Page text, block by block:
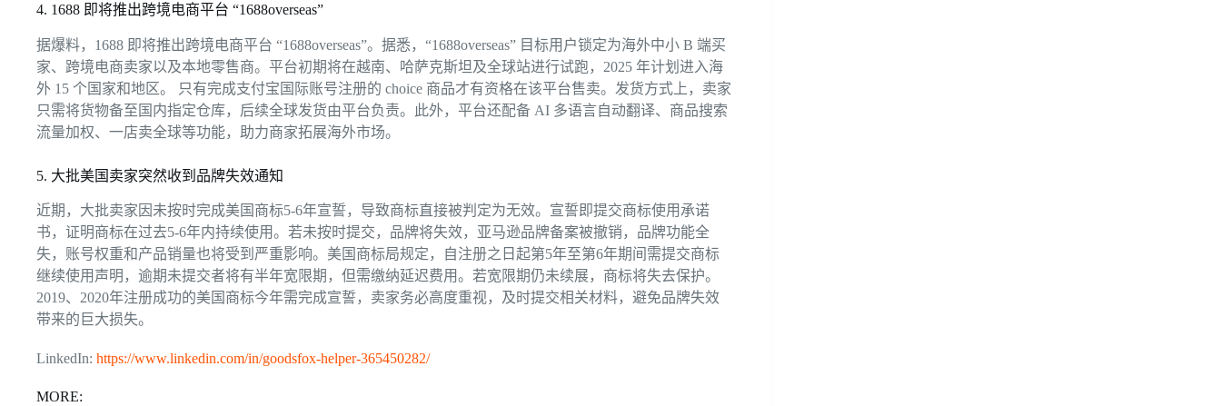
4. 1688 即将推出跨境电商平台 “1688overseas”
据爆料，1688 即将推出跨境电商平台 “1688overseas”。据悉，“1688overseas” 目标用户锁定为海外中小 B 端买
家、跨境电商卖家以及本地零售商。平台初期将在越南、哈萨克斯坦及全球站进行试跑，2025 年计划进入海
外 15 个国家和地区。 只有完成支付宝国际账号注册的 choice 商品才有资格在该平台售卖。发货方式上，卖家
只需将货物备至国内指定仓库，后续全球发货由平台负责。此外，平台还配备 AI 多语言自动翻译、商品搜索
流量加权、一店卖全球等功能，助力商家拓展海外市场。
5. 大批美国卖家突然收到品牌失效通知
近期，大批卖家因未按时完成美国商标5-6年宣誓，导致商标直接被判定为无效。宣誓即提交商标使用承诺
书，证明商标在过去5-6年内持续使用。若未按时提交，品牌将失效，亚马逊品牌备案被撤销，品牌功能全
失，账号权重和产品销量也将受到严重影响。美国商标局规定，自注册之日起第5年至第6年期间需提交商标
继续使用声明，逾期未提交者将有半年宽限期，但需缴纳延迟费用。若宽限期仍未续展，商标将失去保护。
2019、2020年注册成功的美国商标今年需完成宣誓，卖家务必高度重视，及时提交相关材料，避免品牌失效
带来的巨大损失。
LinkedIn: https://www.linkedin.com/in/goodsfox-helper-365450282/
MORE: